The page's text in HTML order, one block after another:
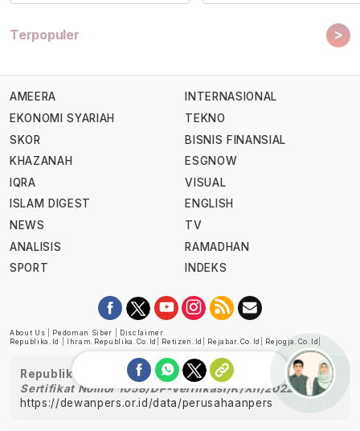
Terpopuler >
AMEERA
EKONOMI SYARIAH
SKOR
KHAZANAH
IQRA
ISLAM DIGEST
NEWS
ANALISIS
SPORT
INTERNASIONAL
TEKNO
BISNIS FINANSIAL
ESGNOW
VISUAL
ENGLISH
TV
RAMADHAN
INDEKS
About Us Pedoman Siber
Disclaimer
Republika.id
Ihram.republika.co.id Retizen.id Rejabar.co.id Rejogja.co.id
Republika telah diverifikasi oleh Dewan Pers
Sertifikat Nomor 1058/DP-Verifikasi/K/XII/2022
https://dewanpers.or.id/data/perusahaanpers